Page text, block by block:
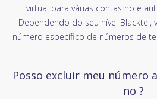
virtual para várias contas no e
Dependendo do seu nível Blacktel,
número específico de números de
Posso excluir meu número
no ?